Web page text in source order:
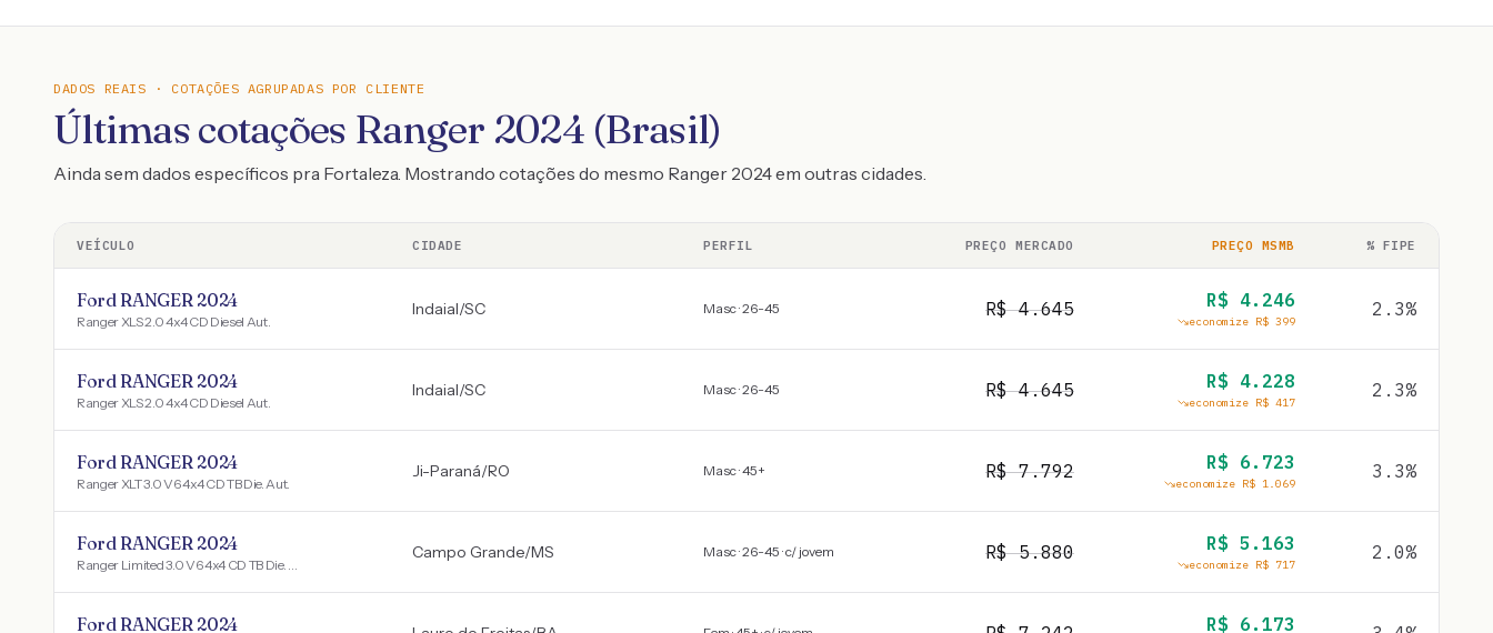
DADOS REAIS · COTAÇÕES AGRUPADAS POR CLIENTE
Últimas cotações Ranger 2024 (Brasil)
Ainda sem dados específicos pra Fortaleza. Mostrando cotações do mesmo Ranger 2024 em outras cidades.
VEÍCULO CIDADE PERFIL PREÇO MERCADO PREÇO MSMB % FIPE
Ford RANGER 2024
Ranger XLS 2.0 4x4 CD Diesel Aut.
Indaial/SC Masc · 26-45 R$4.645 R$ 4.246
economize R$ 399
2.3%
Ford RANGER 2024
Ranger XLS 2.0 4x4 CD Diesel Aut.
Indaial/SC Masc · 26-45 R$4.645 R$ 4.228
economize R$ 417
2.3%
Ford RANGER 2024
Ranger XLT 3.0 V6 4x4 CD TB Die. Aut.
Ji-Paraná/RO Masc · 45+ R$7.792 R$ 6.723
economize R$ 1.069
3.3%
Ford RANGER 2024
Ranger Limited 3.0 V6 4x4 CD TB Die. Aut
Campo Grande/MS Masc · 26-45 · c/ jovem R$5.880 R$ 5.163
economize R$ 717
2.0%
Ford RANGER 2024 R$ 6.173